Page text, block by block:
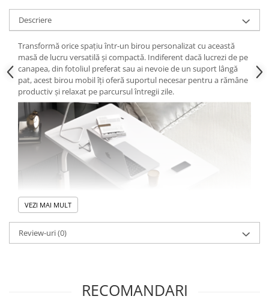
Descriere
Transformă orice spațiu într-un birou personalizat cu această
masă de lucru versatilă și compactă. Indiferent dacă lucrezi de pe
canapea, din fotoliul preferat sau ai nevoie de un suport lângă
pat, acest birou mobil îți oferă suportul necesar pentru a rămâne
productiv și relaxat pe parcursul întregii zile.
VEZI MAI MULT
Review-uri(0)
RECOMANDARI